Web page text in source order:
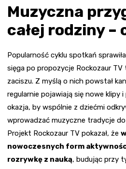
Muzyczna
całej rodziny –
Popularność cyklu spotkań
sięga po propozycje Rockozaur
zaciszu. Z myślą o nich powstał
regularnie pojawiają się nowe klipy i
okazja, by wspólnie z dziećmi
wprowadzać muzyczne tradycje
Projekt Rockozaur TV pokazał, że
nowoczesnych form
rozrywkę z nauką, budując przy